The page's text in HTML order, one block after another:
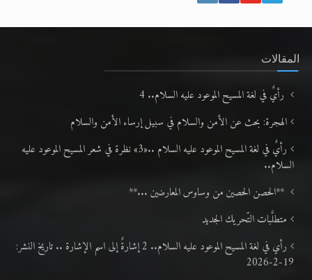
المقالات
رأيٌ في لغة المسيح الموعود عليه السلام.. 4
الهجرة: بحث عن الأمن والسلام في سبيل إرساء الأمن والسلام
رأيٌ في لغة المسيح الموعود عليه السلام ..«3» نظرة في شعر المسيح الموعود عليه
السلام..
**الحصن الحصين من وساوس المعارضين ...**
متطلَّبات التّحريك الجديد
رأي في لغة المسيح الموعود عليه السلام.. 2 إشارةٌ إلى اسم الإشارة .. تاريخ النشر:
19-2-2026